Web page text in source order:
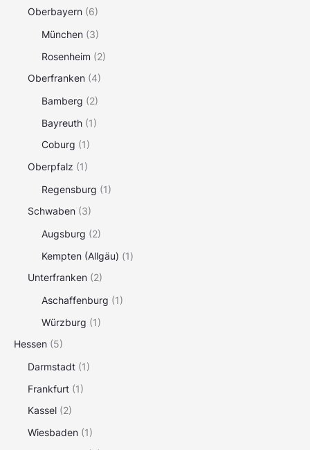
Oberbayern (6)
München (3)
Rosenheim (2)
Oberfranken (4)
Bamberg (2)
Bayreuth (1)
Coburg (1)
Oberpfalz (1)
Regensburg (1)
Schwaben (3)
Augsburg (2)
Kempten (Allgäu) (1)
Unterfranken (2)
Aschaffenburg (1)
Würzburg (1)
Hessen (5)
Darmstadt (1)
Frankfurt (1)
Kassel (2)
Wiesbaden (1)